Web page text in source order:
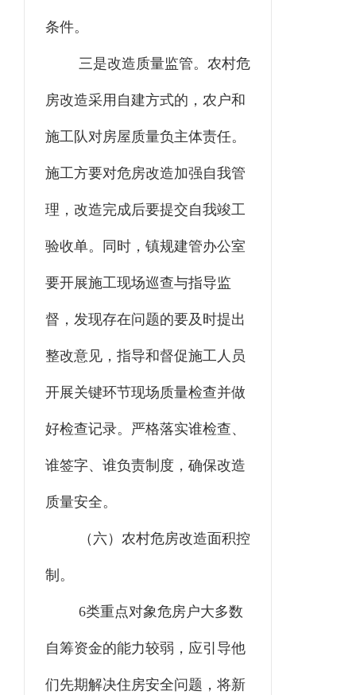
条件。
三是改造质量监管。农村危
房改造采用自建方式的，农户和
施工队对房屋质量负主体责任。
施工方要对危房改造加强自我管
理，改造完成后要提交自我竣工
验收单。同时，镇规建管办公室
要开展施工现场巡查与指导监
督，发现存在问题的要及时提出
整改意见，指导和督促施工人员
开展关键环节现场质量检查并做
好检查记录。严格落实谁检查、
谁签字、谁负责制度，确保改造
质量安全。
（六）农村危房改造面积控
制。
6类重点对象危房户大多数
自筹资金的能力较弱，应引导他
们先期解决住房安全问题，将新